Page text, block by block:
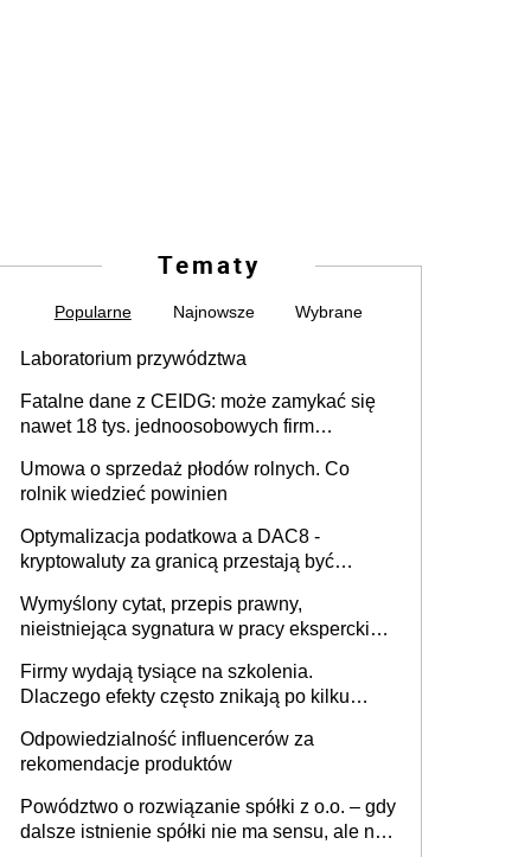
Tematy
Popularne Najnowsze Wybrane
Laboratorium przywództwa
Fatalne dane z CEIDG: może zamykać się
nawet 18 tys. jednoosobowych firm
Umowa o sprzedaż płodów rolnych. Co
rolnik wiedzieć powinien
Optymalizacja podatkowa a DAC8 -
kryptowaluty za granicą przestają być
Wymyślony cytat, przepis prawny,
nieistniejąca sygnatura w pracy eksperckiej -
firmie
Firmy wydają tysiące na szkolenia.
Dlaczego efekty często znikają po kilku
Odpowiedzialność influencerów za
rekomendacje produktów
Powództwo o rozwiązanie spółki z o.o. – gdy
dalsze istnienie spółki nie ma sensu, ale nie